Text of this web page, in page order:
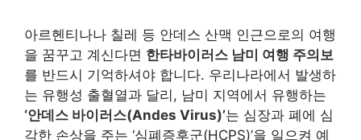
아르헨티나나 칠레 등 안데스 산맥 인근으로의 여행
을 꿈꾸고 계신다면 한타바이러스 남미 여행 주의보
를 반드시 기억하셔야 합니다. 우리나라에서 발생하
는 유행성 출혈열과 달리, 남미 지역에서 유행하는
‘안데스 바이러스(Andes Virus)’는 심장과 폐에 심
각한 손상을 주는 ‘심폐증후군(HCPS)’을 일으켜 예